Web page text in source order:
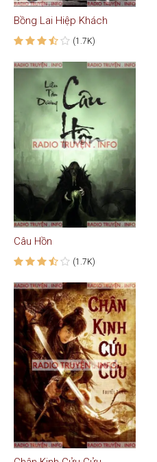
Bồng Lai Hiệp Khách
(1.7K)
Câu Hồn
(1.7K)